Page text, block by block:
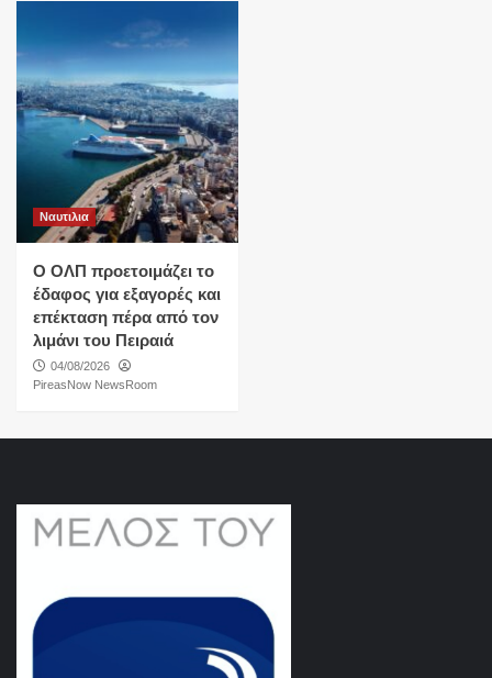
Ναυτιλια
O ΟΛΠ προετοιμάζει το
έδαφος για εξαγορές και
επέκταση πέρα από τον
λιμάνι του Πειραιά
04/08/2026
PireasNow NewsRoom